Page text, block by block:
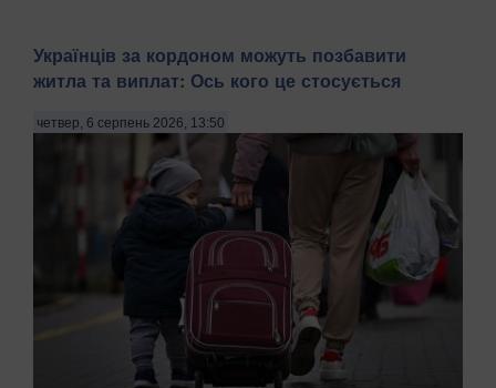
Українців за кордоном можуть позбавити
житла та виплат: Ось кого це стосується
четвер, 6 серпень 2026, 13:50